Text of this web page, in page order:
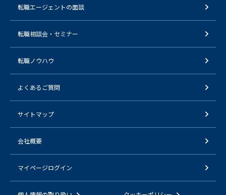
転職エージェントの面談
転職相談会・セミナー
転職ノウハウ
よくあるご質問
サイトマップ
会社概要
マイページログイン